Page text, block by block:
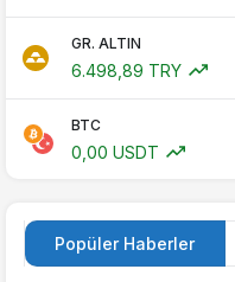
GR. ALTIN
6.498,89 TRY
BTC
0,00 USDT
Popüler Haberler